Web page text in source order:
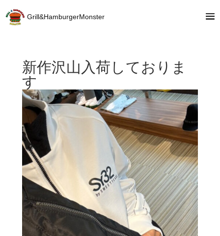
Grill&HamburgerMonster
新作沢山入荷しておりま
す